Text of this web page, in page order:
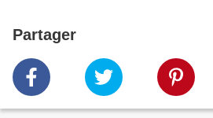
Partager